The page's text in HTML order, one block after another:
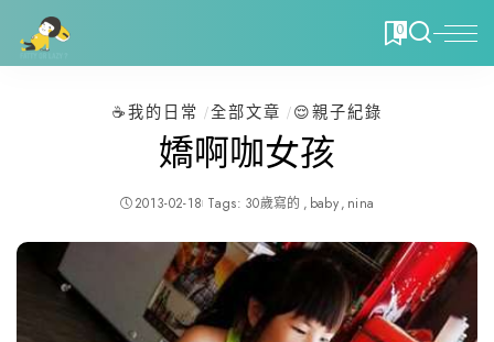
0
☕️我的日常 全部文章 😌親子紀錄
嬌啊咖女孩
2013-02-18 Tags: 30歲寫的 baby nina